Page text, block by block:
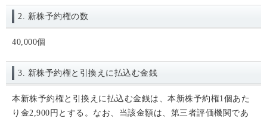
2. 新株予約権の数
40,000個
3. 新株予約権と引換えに払込む金銭
本新株予約権と引換えに払込む金銭は、本新株予約権1個あた
り金2,900円とする。なお、当該金額は、第三者評価機関であ